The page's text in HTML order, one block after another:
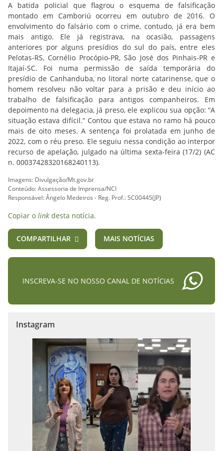
A batida policial que flagrou o esquema de falsificação
montado em Camboriú ocorreu em outubro de 2016. O
envolvimento do falsário com o crime, contudo, já era bem
mais antigo. Ele já registrava, na ocasião, passagens
anteriores por alguns presídios do sul do país, entre eles
Pelotas-RS, Cornélio Procópio-PR, São José dos Pinhais-PR e
Itajaí-SC. Foi numa permissão de saída temporária do
presídio de Canhanduba, no litoral norte catarinense, que o
homem resolveu não voltar para a prisão e deu início ao
trabalho de falsificação para antigos companheiros. Em
depoimento na delegacia, já preso, ele explicou sua opção: “A
situação estava difícil.” Contou que estava no ramo há pouco
mais de oito meses. A sentença foi prolatada em junho de
2022, com o réu preso. Ele seguiu nessa condição ao interpor
recurso de apelação, julgado na última sexta-feira (17/2) (AC
n. 00037428320168240113).
Imagens: Divulgação/Mt.gov.br
Conteúdo: Assessoria de Imprensa/NCI
Responsável: Ângelo Medeiros - Reg. Prof.: SC00445(JP)
Copiar o link desta notícia.
COMPARTILHAR MAIS NOTÍCIAS
INSCREVA-SE NO NOSSO CANAL DE NOTÍCIAS
Instagram